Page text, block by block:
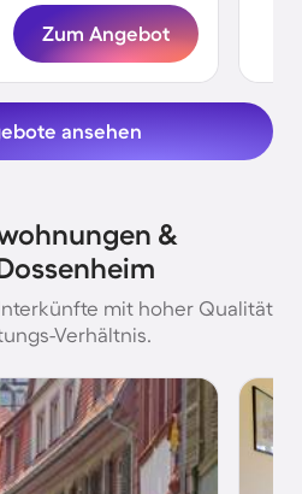
Zum Angebot
ansehen
&
mit hoher Qualität
Verhältnis.